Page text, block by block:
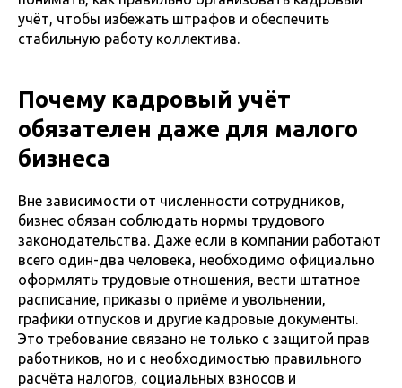
учёт, чтобы избежать штрафов и обеспечить
стабильную работу коллектива.
Почему кадровый учёт
обязателен даже для малого
бизнеса
Вне зависимости от численности сотрудников,
бизнес обязан соблюдать нормы трудового
законодательства. Даже если в компании работают
всего один-два человека, необходимо официально
оформлять трудовые отношения, вести штатное
расписание, приказы о приёме и увольнении,
графики отпусков и другие кадровые документы.
Это требование связано не только с защитой прав
работников, но и с необходимостью правильного
расчёта налогов, социальных взносов и